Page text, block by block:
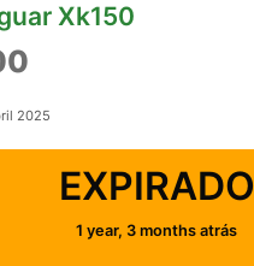
Xk150
2025
EXPIRADO
1 year, 3 months atrás